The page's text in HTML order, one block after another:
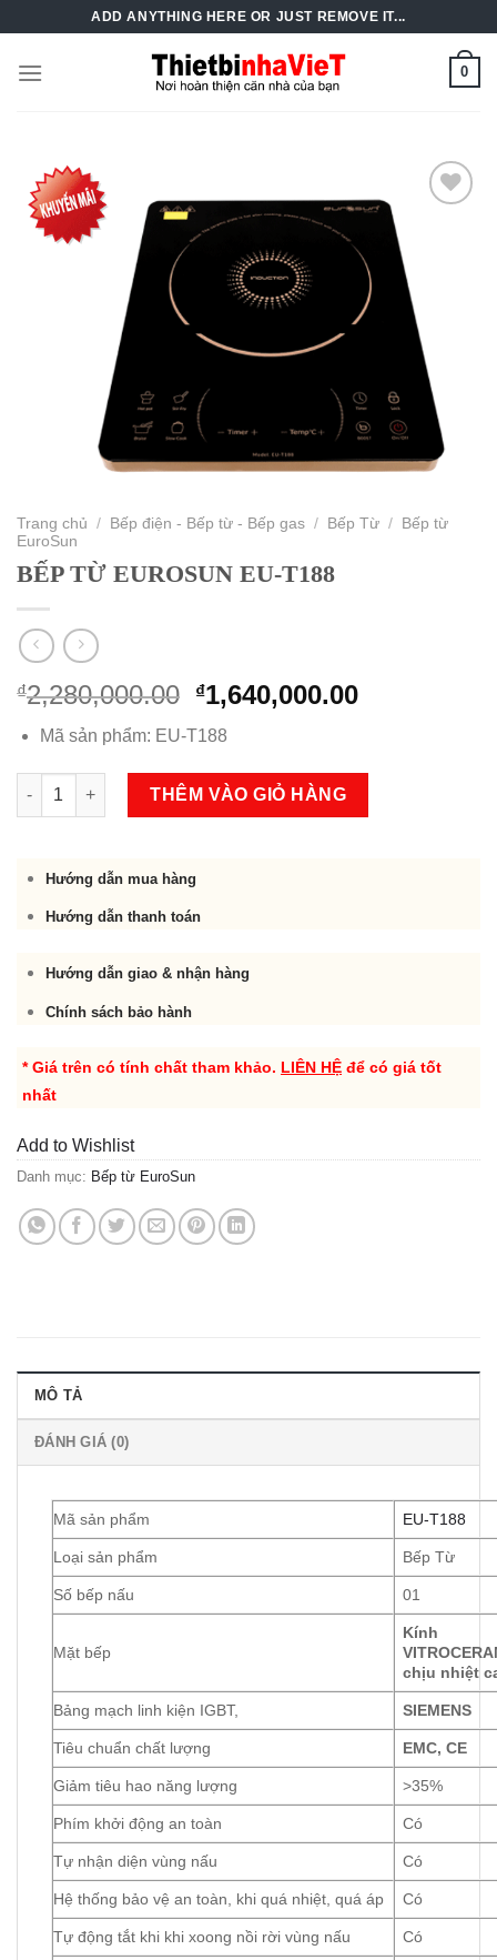
content
ADD ANYTHING HERE OR JUST REMOVE IT...
0
Trang chủ / Bếp điện - Bếp từ - Bếp gas / Bếp Từ / Bếp từ
EuroSun
BẾP TỪ EUROSUN EU-T188
₫2,280,000.00 Original
was:
₫2,280,000.00.
₫1,640,000.00Current
Mã sản phẩm: EU-T188
BẾP TỪ EUROSUN EU-T188 số lượng
THÊM VÀO GIỎ HÀNG
Hướng dẫn mua hàng
Hướng dẫn thanh toán
Hướng dẫn giao & nhận hàng
Chính sách bảo hành
* Giá trên có tính chất tham khảo. LIÊN HỆ để có giá tốt
nhất
Add to Wishlist
Danh mục: Bếp từ EuroSun
MÔ TẢ
ĐÁNH GIÁ (0)
Mã sản phẩm EU-T188
Loại sản phẩm Bếp Từ
Số bếp nấu 01
Mặt bếp
Kính
chịu nhiệt
Bảng mạch linh kiện IGBT, SIEMENS
Tiêu chuẩn chất lượng EMC, CE
Giảm tiêu hao năng lượng >35%
Phím khởi động an toàn Có
Tự nhận diện vùng nấu Có
Hệ thống bảo vệ an toàn, khi quá nhiệt, quá áp Có
Tự động tắt khi khi xoong nồi rời vùng nấu Có